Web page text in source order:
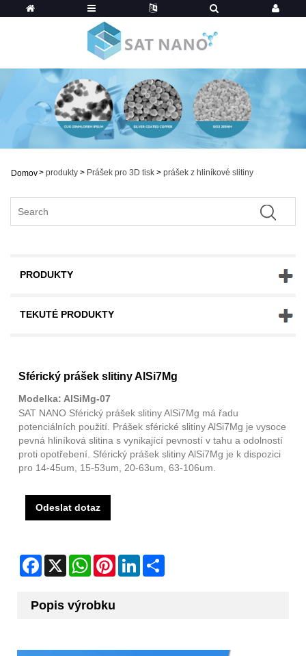
Domov> produkty > Prášek pro 3D tisk > prášek z hliníkové slitiny
PRODUKTY
TEKUTÉ PRODUKTY
Sférický prášek slitiny AlSi7Mg
Modelka: AlSiMg-07
SAT NANO Sférický prášek slitiny AlSi7Mg má řadu
potenciálních použití. Prášek sférické slitiny AlSi7Mg je vysoce
pevná hliníková slitina s vynikající pevností v tahu a odolností
proti opotřebení. Sférický prášek slitiny AlSi7Mg je k dispozici
pro 14-45um, 15-53um, 20-63um, 63-106um.
Odeslat dotaz
Facebook
X WhatsAppPinterestLinkedIn
Popis výrobku